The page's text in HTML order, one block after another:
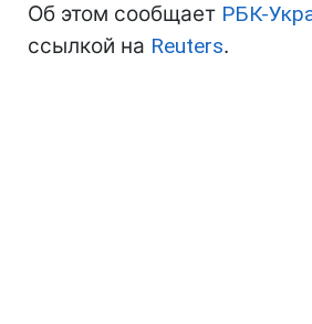
Об этом сообщает РБК-
ссылкой на Reuters.